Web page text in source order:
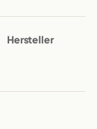
Hersteller